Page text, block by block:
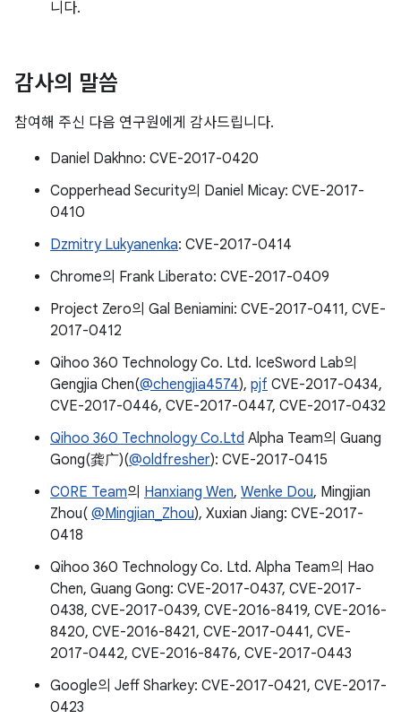
니다.
감사의 말씀
참여해 주신 다음 연구원에게 감사드립니다.
Daniel Dakhno: CVE-2017-0420
Copperhead Security의 Daniel Micay: CVE-2017-
0410
Dzmitry Lukyanenka: CVE-2017-0414
Chrome의 Frank Liberato: CVE-2017-0409
Project Zero의 Gal Beniamini: CVE-2017-0411, CVE-
2017-0412
Qihoo 360 Technology Co. Ltd. IceSword Lab의
Gengjia Chen(@chengjia4574), pjf CVE-2017-0434,
CVE-2017-0446, CVE-2017-0447, CVE-2017-0432
Qihoo 360 Technology Co.Ltd Alpha Team의 Guang
Gong(龚广)(@oldfresher): CVE-2017-0415
C0RE Team의 Hanxiang Wen, Wenke Dou, Mingjian
Zhou( @Mingjian_Zhou), Xuxian Jiang: CVE-2017-
0418
Qihoo 360 Technology Co. Ltd. Alpha Team의 Hao
Chen, Guang Gong: CVE-2017-0437, CVE-2017-
0438, CVE-2017-0439, CVE-2016-8419, CVE-2016-
8420, CVE-2016-8421, CVE-2017-0441, CVE-
2017-0442, CVE-2016-8476, CVE-2017-0443
Google의 Jeff Sharkey: CVE-2017-0421, CVE-2017-
0423